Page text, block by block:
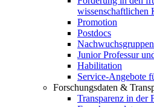
wissenschaftlichen
Promotion
Postdocs
Junior Professur
Habilitation
Service-Angebote
Forschungsdaten &
Transparenz in der